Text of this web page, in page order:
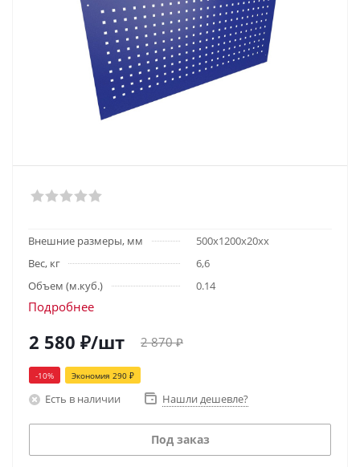
Внешние размеры, мм
500x1200x20хх
Вес, кг
6,6
Объем (м.куб.)
0.14
Подробнее
2 580 ₽/шт 2 870₽
-10% Экономия 290 ₽
Есть в наличии Нашли дешевле?
Под заказ